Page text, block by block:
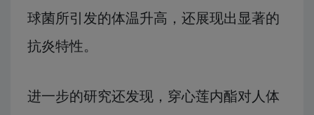
球菌所引发的体温升高，还展现出显著的
抗炎特性。
进一步的研究还发现，穿心莲内酯对人体